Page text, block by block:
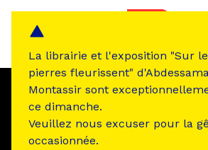
La librairie et l'exposition "Sur
pierres fleurissent"
Montassir sont
ce dimanche.
Veuillez nous excuser pour la
occasionnée.
Panneau de gestion des cookies